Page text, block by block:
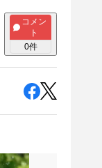
コメン
ト
0件